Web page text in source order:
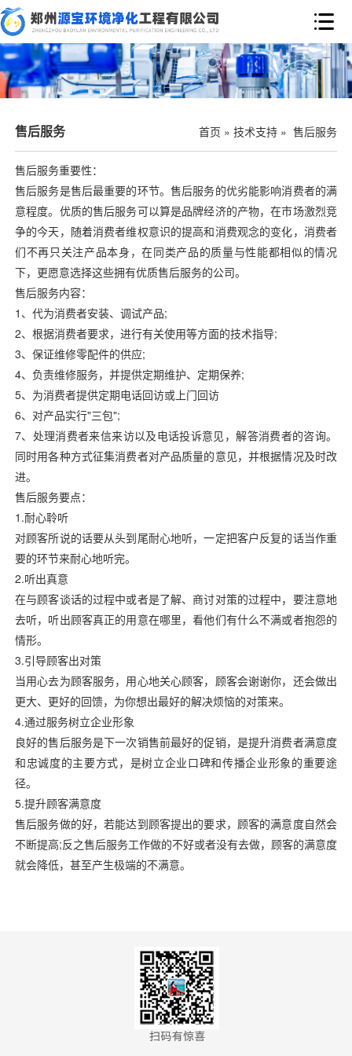

售后服务 首页 »技术支持 » 售后服务
售后服务重要性：
售后服务是售后最重要的环节。售后服务的优劣能影响消费者的满
意程度。优质的售后服务可以算是品牌经济的产物，在市场激烈竞
争的今天，随着消费者维权意识的提高和消费观念的变化，消费者
们不再只关注产品本身，在同类产品的质量与性能都相似的情况
下，更愿意选择这些拥有优质售后服务的公司。
售后服务内容：
1、代为消费者安装、 调试产品;
2、根据消费者要求，进行有关使用等方面的技术指导;
3、保证维修零配件的供应;
4、负责维修服务，并提供定期维护、定期保养;
5、为消费者提供定期电话回访或上门回访
6、对产品实行"三包";
7、处理消费者来信来访以及电话投诉意见，解答消费者的咨询。
同时用各种方式征集消费者对产品质量的意见，并根据情况及时改
进。
售后服务要点：
1.耐心聆听
对顾客所说的话要从头到尾耐心地听，一定把客户反复的话当作重
要的环节来耐心地听完。
2.听出真意
在与顾客谈话的过程中或者是了解、商讨对策的过程中，要注意地
去听，听出顾客真正的用意在哪里，看他们有什么不满或者抱怨的
情形。
3.引导顾客出对策
当用心去为顾客服务，用心地关心顾客，顾客会谢谢你，还会做出
更大、更好的回馈，为你想出最好的解决烦恼的对策来。
4.通过服务树立企业形象
良好的售后服务是下一次销售前最好的促销，是提升消费者满意度
和忠诚度的主要方式，是树立企业口碑和传播企业形象的重要途
径。
5.提升顾客满意度
售后服务做的好，若能达到顾客提出的要求，顾客的满意度自然会
不断提高;反之售后服务工作做的不好或者没有去做，顾客的满意度
就会降低，甚至产生极端的不满意。